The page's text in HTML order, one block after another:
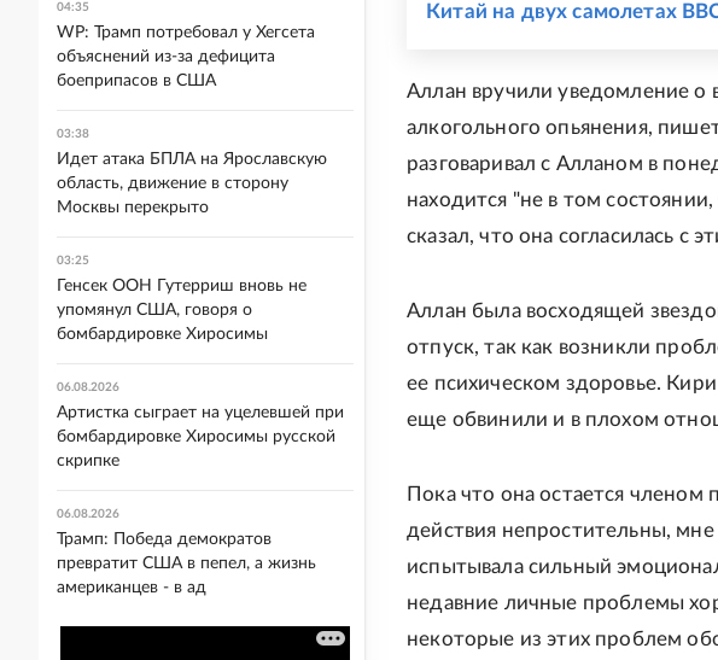
Китай на двух самолетах
Аллан вручили уведомление о
алкогольного опьянения,
разговаривал с Алланом в
находится "не в том
сказал, что она согласилась с
Аллан была восходящей
отпуск, так как возникли
ее психическом здоровье.
еще обвинили и в плохом
Пока что она остается членом
действия непростительны,
испытывала сильный
недавние личные проблемы
некоторые из этих проблем
04:35
WP: Трамп потребовал у Хегсета
объяснений из-за дефицита
боеприпасов в США
03:38
Идет атака БПЛА на Ярославскую
область, движение в сторону
Москвы перекрыто
03:25
Генсек ООН Гутерриш вновь не
упомянул США, говоря о
бомбардировке Хиросимы
06.08.2026
Артистка сыграет на уцелевшей при
бомбардировке Хиросимы русской
скрипке
06.08.2026
Трамп: Победа демократов
превратит США в пепел, а жизнь
американцев - в ад